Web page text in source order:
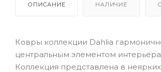
ОПИСАНИЕ НАЛИЧИЕ
Ковры коллекции Dahlia
центральным элементом
Коллекция представлена в